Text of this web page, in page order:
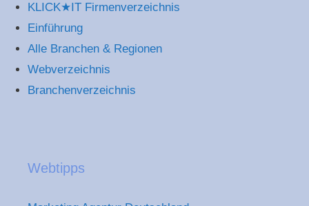
KLICK★IT Firmenverzeichnis
Einführung
Alle Branchen & Regionen
Webverzeichnis
Branchenverzeichnis
Webtipps